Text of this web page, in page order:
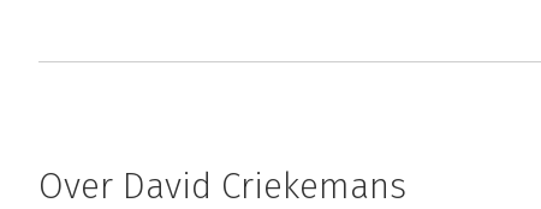
Over David Criekemans